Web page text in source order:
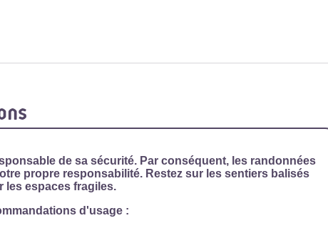
de sa sécurité. Par conséquent, les randonnées
propre responsabilité. Restez sur les sentiers balisés
les espaces fragiles.
d'usage :